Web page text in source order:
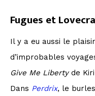
Fugues et
Il y a eu aussi le
d’improbables
Give Me Libertyde
Dans Perdrix, le